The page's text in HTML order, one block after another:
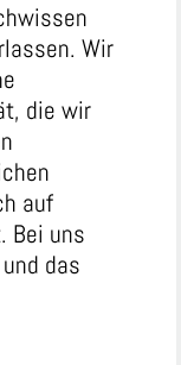
Wir
die wir
auf
Bei uns
das